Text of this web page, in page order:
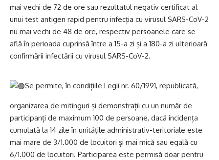
mai vechi de 72 de ore sau rezultatul negativ certificat al
unui test antigen rapid pentru infecția cu virusul SARS-CoV-2
nu mai vechi de 48 de ore, respectiv persoanele care se
află în perioada cuprinsă între a 15-a zi și a 180-a zi ulterioară
confirmării infectării cu virusul SARS-CoV-2.
Se permite, în condițiile Legii nr. 60/1991, republicată,
organizarea de mitinguri și demonstrații cu un număr de
participanți de maximum 100 de persoane, dacă incidența
cumulată la 14 zile în unitățile administrativ-teritoriale este
mai mare de 3/1.000 de locuitori și mai mică sau egală cu
6/1.000 de locuitori. Participarea este permisă doar pentru